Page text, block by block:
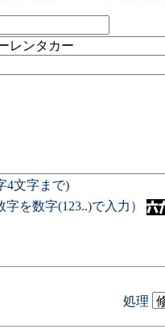
4文字まで)
字を数字(123..)で入力）
処理